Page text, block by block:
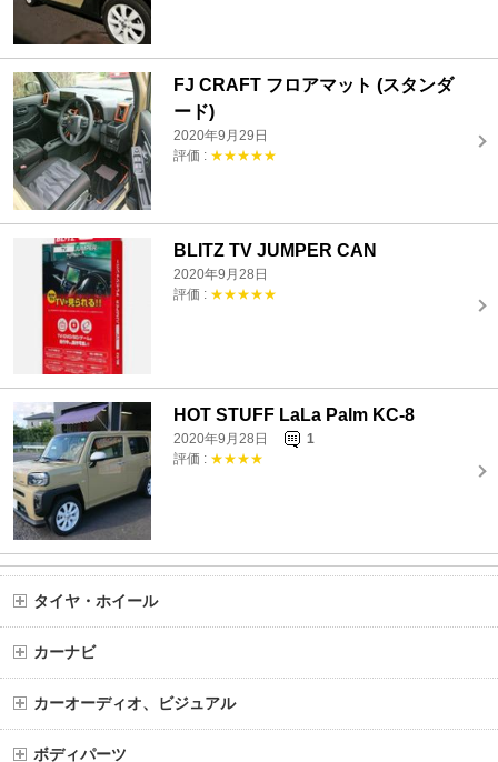
FJ CRAFT フロアマット (スタンダ
ード)
2020年9月29日
評価 : ★★★★★
BLITZ TV JUMPER CAN
2020年9月28日
評価 : ★★★★★
HOT STUFF LaLa Palm KC-8
2020年9月28日
1
評価 : ★★★★
タイヤ・ホイール
カーナビ
カーオーディオ、ビジュアル
ボディパーツ